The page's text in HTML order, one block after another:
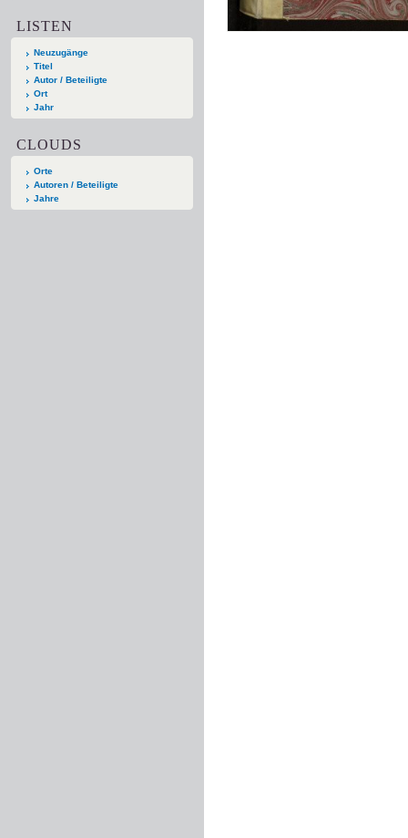
LISTEN
Neuzugänge
Titel
Autor / Beteiligte
Ort
Jahr
CLOUDS
Orte
Autoren / Beteiligte
Jahre